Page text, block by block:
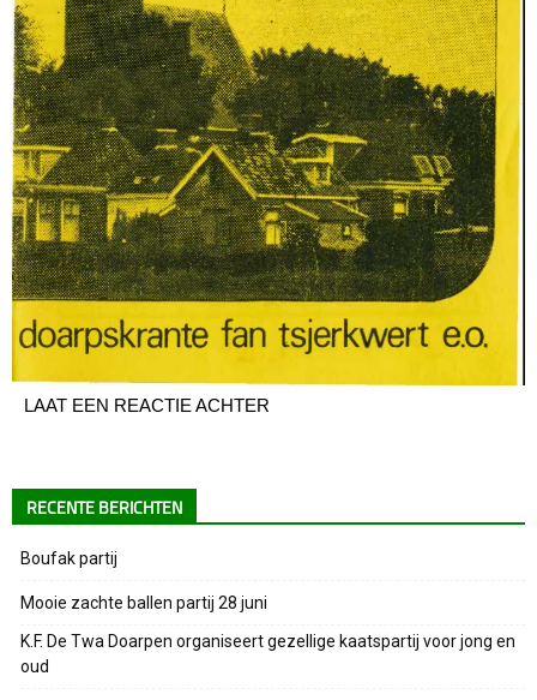
LAAT EEN REACTIE ACHTER
RECENTE BERICHTEN
Boufak partij
Mooie zachte ballen partij 28 juni
K.F. De Twa Doarpen organiseert gezellige kaatspartij voor jong en
oud